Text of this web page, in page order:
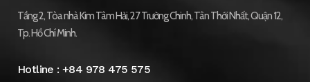
Tầng 2, Tòa nhà Kim Tâm Hải, 27 Trường Chinh, Tân Thới Nhất, Quận 12,
Tp. Hồ Chí Minh.
Hotline :+84 978 475 575